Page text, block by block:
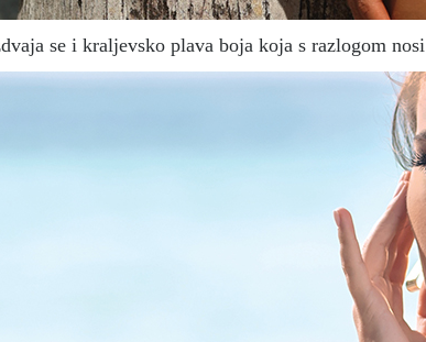
se i kraljevsko plava boja koja s razlogom